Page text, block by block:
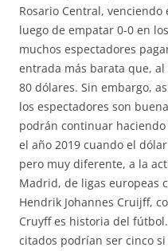
Rosario Central,
luego de empatar 0-0 en
muchos espectadores
entrada más barata que,
80 dólares. Sin embargo,
los espectadores son
podrán continuar
el año 2019 cuando el
pero muy diferente, a la
Madrid, de ligas europeas
Hendrik Johannes Cruijff,
Cruyff es historia del
citados podrían ser cinco